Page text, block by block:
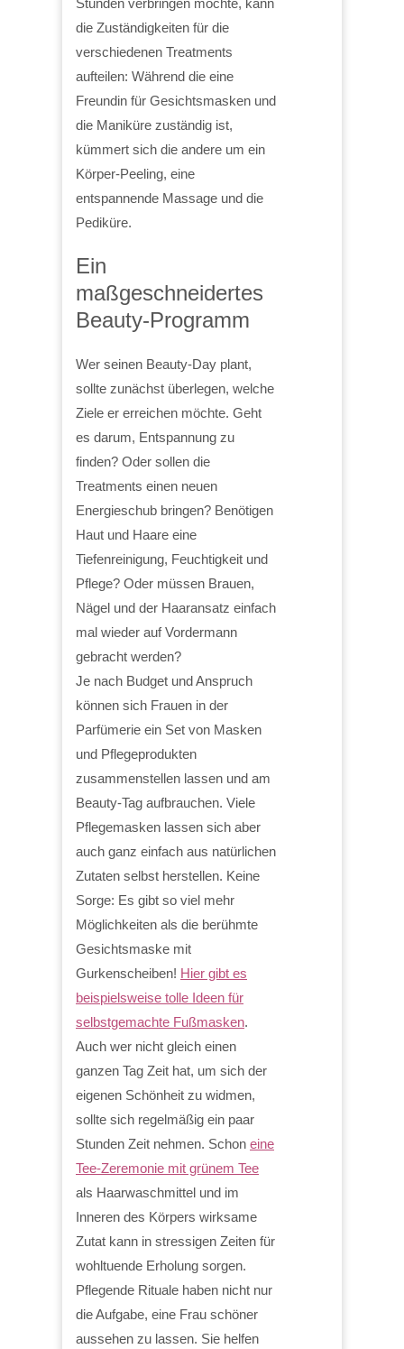
die Zuständigkeiten für die
verschiedenen Treatments
aufteilen: Während die eine
Freundin für Gesichtsmasken und
die Maniküre zuständig ist,
kümmert sich die andere um ein
Körper-Peeling, eine
entspannende Massage und die
Pediküre.
Ein
maßgeschneidertes
Beauty-Programm
Wer seinen Beauty-Day plant,
sollte zunächst überlegen, welche
Ziele er erreichen möchte. Geht
es darum, Entspannung zu
finden? Oder sollen die
Treatments einen neuen
Energieschub bringen? Benötigen
Haut und Haare eine
Tiefenreinigung, Feuchtigkeit und
Pflege? Oder müssen Brauen,
Nägel und der Haaransatz einfach
mal wieder auf Vordermann
gebracht werden?
Je nach Budget und Anspruch
können sich Frauen in der
Parfümerie ein Set von Masken
und Pflegeprodukten
zusammenstellen lassen und am
Beauty-Tag aufbrauchen. Viele
Pflegemasken lassen sich aber
auch ganz einfach aus natürlichen
Zutaten selbst herstellen. Keine
Sorge: Es gibt so viel mehr
Möglichkeiten als die berühmte
Gesichtsmaske mit
Gurkenscheiben! Hier gibt es
beispielsweise tolle Ideen für
selbstgemachte Fußmasken.
Auch wer nicht gleich einen
ganzen Tag Zeit hat, um sich der
eigenen Schönheit zu widmen,
sollte sich regelmäßig ein paar
Stunden Zeit nehmen. Schon eine
Tee-Zeremonie mit grünem Tee
als Haarwaschmittel und im
Inneren des Körpers wirksame
Zutat kann in stressigen Zeiten für
wohltuende Erholung sorgen.
Pflegende Rituale haben nicht nur
die Aufgabe, eine Frau schöner
aussehen zu lassen. Sie helfen